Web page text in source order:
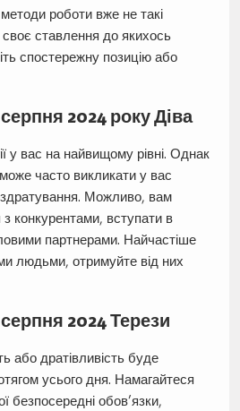
роботи вже не такі
ставлення до якихось
спостережну позицію або
2024 року Діва
у вас на найвищому рівні. Однак
часто викликати у вас
Можливо, вам
конкурентами, вступати в
партнерами. Найчастіше
людьми, отримуйте від них
2024 Терези
або дратівливість буде
усього дня. Намагайтеся
безпосередні обов’язки,